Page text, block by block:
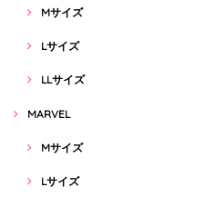
Mサイズ
Lサイズ
LLサイズ
MARVEL
Mサイズ
Lサイズ